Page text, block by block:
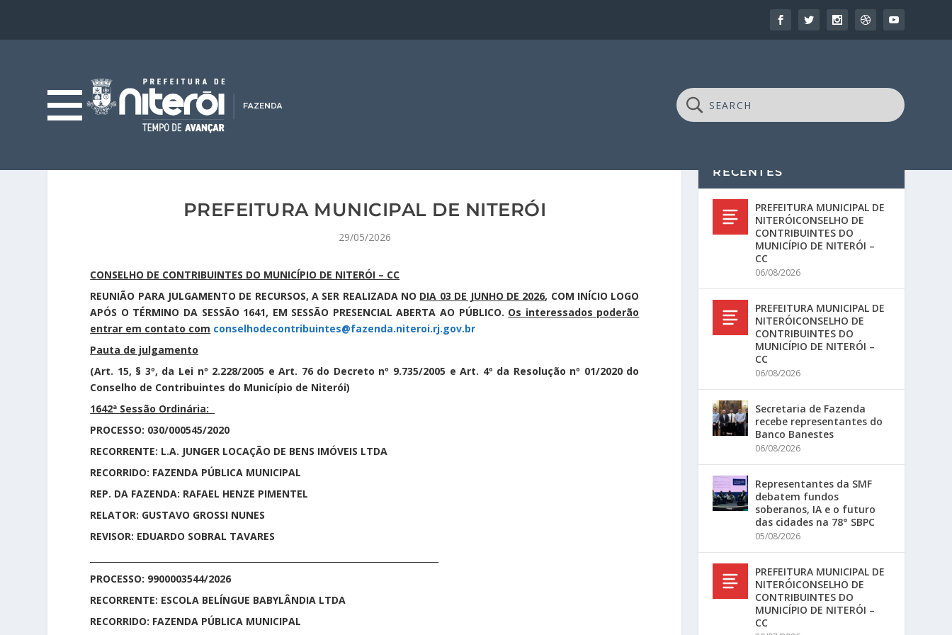
PREFEITURA MUNICIPAL DE NITERÓI
29/05/2026
CONSELHO DE CONTRIBUINTES DO MUNICÍPIO DE NITERÓI – CC
REUNIÃO PARA JULGAMENTO DE RECURSOS, A SER REALIZADA NO DIA 03 DE JUNHO DE 2026, COM INÍCIO LOGO
APÓS O TÉRMINO DA SESSÃO 1641, EM SESSÃO PRESENCIAL ABERTA AO PÚBLICO. Os interessados poderão
entrar em contato com conselhodecontribuintes@fazenda.niteroi.rj.gov.br
Pauta de julgamento
(Art. 15, § 3º, da Lei nº 2.228/2005 e Art. 76 do Decreto nº 9.735/2005 e Art. 4º da Resolução nº 01/2020 do
Conselho de Contribuintes do Município de Niterói)
1642ª Sessão Ordinária:
PROCESSO: 030/000545/2020
RECORRENTE: L.A. JUNGER LOCAÇÃO DE BENS IMÓVEIS LTDA
RECORRIDO: FAZENDA PÚBLICA MUNICIPAL
REP. DA FAZENDA: RAFAEL HENZE PIMENTEL
RELATOR: GUSTAVO GROSSI NUNES
REVISOR: EDUARDO SOBRAL TAVARES
PROCESSO: 9900003544/2026
RECORRENTE: ESCOLA BELÍNGUE BABYLÂNDIA LTDA
RECORRIDO: FAZENDA PÚBLICA MUNICIPAL
RECENTES
PREFEITURA MUNICIPAL DE
NITERÓICONSELHO DE
CONTRIBUINTES DO
MUNICÍPIO DE NITERÓI –
CC
06/08/2026
PREFEITURA MUNICIPAL DE
NITERÓICONSELHO DE
CONTRIBUINTES DO
MUNICÍPIO DE NITERÓI –
CC
06/08/2026
Secretaria de Fazenda
recebe representantes do
Banco Banestes
06/08/2026
Representantes da SMF
debatem fundos
soberanos, IA e o futuro
das cidades na 78° SBPC
05/08/2026
PREFEITURA MUNICIPAL DE
NITERÓICONSELHO DE
CONTRIBUINTES DO
MUNICÍPIO DE NITERÓI –
CC